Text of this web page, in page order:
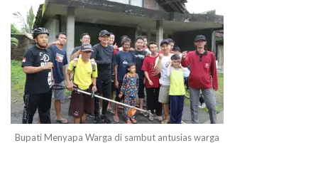
Bupati Menyapa Warga di sambut antusias warga